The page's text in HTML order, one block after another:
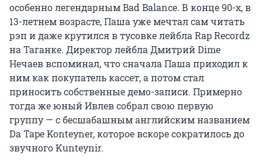
особенно легендарным Bad Balance. В конце 90-х, в
13-летнем возрасте, Паша уже мечтал сам читать
рэп и даже крутился в тусовке лейбла Rap Recordz
на Таганке. Директор лейбла Дмитрий Dime
Нечаев вспоминал, что сначала Паша приходил к
ним как покупатель кассет, а потом стал
приносить собственные демо-записи. Примерно
тогда же юный Ивлев собрал свою первую
группу — с бесшабашным английским названием
Da Tape Konteyner, которое вскоре сократилось до
звучного Kunteynir.